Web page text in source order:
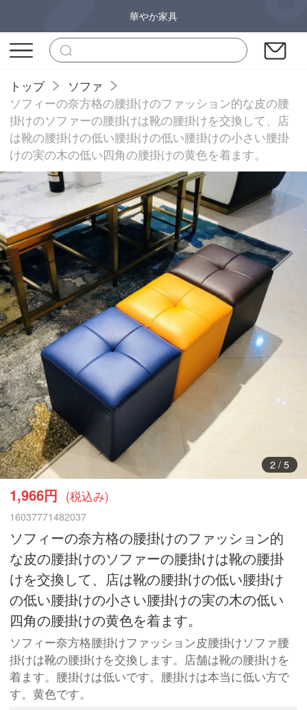
華やか家具
トップ
ソファ
ソフィーの奈方格の腰掛けのファッション的な皮の腰
掛けのソファーの腰掛けは靴の腰掛けを交換して、店
は靴の腰掛けの低い腰掛けの低い腰掛けの小さい腰掛
けの実の木の低い四角の腰掛けの黄色を着ます。
3/ 5
1,966円 (税込み)
16037771482037
ソフィーの奈方格の腰掛けのファッション的
な皮の腰掛けのソファーの腰掛けは靴の腰掛
けを交換して、店は靴の腰掛けの低い腰掛け
の低い腰掛けの小さい腰掛けの実の木の低い
四角の腰掛けの黄色を着ます。
ソフィー奈方格腰掛けファッション皮腰掛けソファ腰
掛けは靴の腰掛けを交換します。店舗は靴の腰掛けを
着ます。腰掛けは低いです。腰掛けは本当に低い方で
す。黄色です。